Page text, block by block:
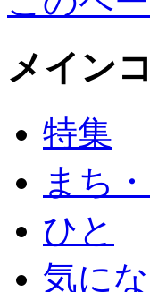
メイン
特集
まち
ひと
気に